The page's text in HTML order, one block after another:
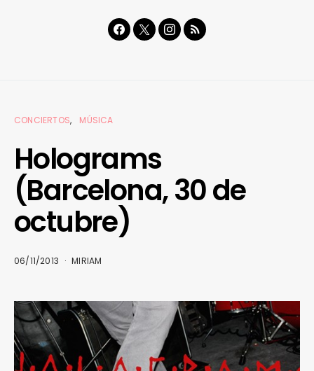
CONCIERTOS MÚSICA
Holograms
(Barcelona, 30 de
octubre)
06/11/2013 MIRIAM